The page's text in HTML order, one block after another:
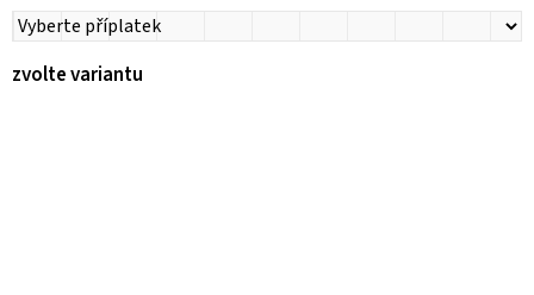
zvolte variantu